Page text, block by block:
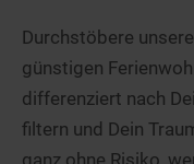
Durchstöbere
günstigen
differenziert nach
filtern und Dein
ganz ohne Risiko,